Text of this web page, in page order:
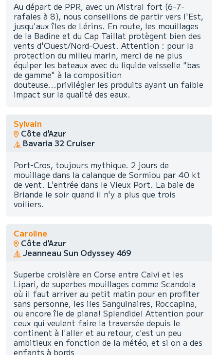
Au départ de PPR, avec un Mistral fort (6-7-
rafales à 8), nous conseillons de partir vers l'Est,
jusqu'aux îles de Lérins. En route, les mouillages
de la Badine et du Cap Taillat protègent bien des
vents d'Ouest/Nord-Ouest. Attention : pour la
protection du milieu marin, merci de ne plus
équiper les bateaux avec du liquide vaisselle "bas
de gamme" à la composition
douteuse...privilégier les produits ayant un faible
impact sur la qualité des eaux.
Sylvain
Côte d'Azur
Bavaria 32 Cruiser
Port-Cros, toujours mythique. 2 jours de
mouillage dans la calanque de Sormiou par 40 kt
de vent. L'entrée dans le Vieux Port. La baie de
Briande le soir quand il n'y a plus que trois
voiliers.
Caroline
Côte d'Azur
Jeanneau Sun Odyssey 469
Superbe croisière en Corse entre Calvi et les
Lipari, de superbes mouillages comme Scandola
où il faut arriver au petit matin pour en profiter
sans personne, les iles Sanguinaires, Roccapina,
ou encore île de piana! Splendide! Attention pour
ceux qui veulent faire la traversée depuis le
continent à l'aller et au retour, c'est un peu
ambitieux en fonction de la météo, et si on a des
enfants à bords